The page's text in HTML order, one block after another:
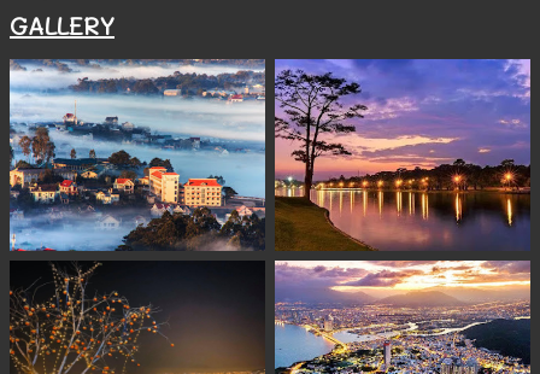
GALLERY